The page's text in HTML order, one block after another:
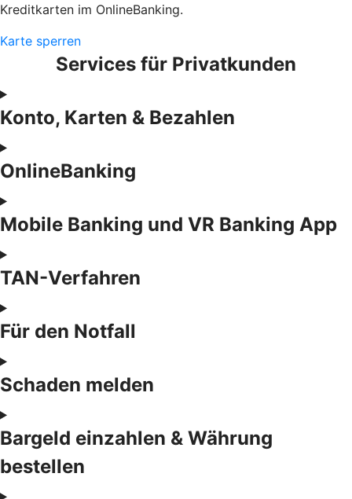
Kreditkarten im OnlineBanking.
Karte sperren
Services für Privatkunden
Konto, Karten & Bezahlen
OnlineBanking
Mobile Banking und VR Banking App
TAN-Verfahren
Für den Notfall
Schaden melden
Bargeld einzahlen & Währung
bestellen